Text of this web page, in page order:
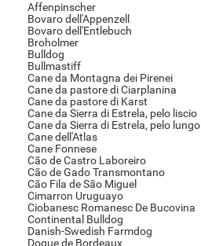
Affenpinscher
Bovaro dell'Appenzell
Bovaro dell'Entlebuch
Broholmer
Bulldog
Bullmastiff
Cane da Montagna dei Pirenei
Cane da pastore di Ciarplanina
Cane da pastore di Karst
Cane da Sierra di Estrela, pelo liscio
Cane da Sierra di Estrela, pelo lungo
Cane dell'Atlas
Cane Fonnese
Cão de Castro Laboreiro
Cão de Gado Transmontano
Cão Fila de São Miguel
Cimarron Uruguayo
Ciobanesc Romanesc De Bucovina
Continental Bulldog
Danish-Swedish Farmdog
Dogue de Bordeaux